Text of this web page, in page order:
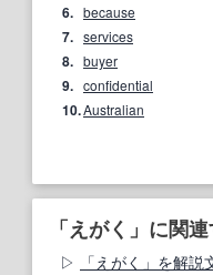
6. because
7. services
8. buyer
9. confidential
10.Australian
「えがく」に関
「えがく」を解